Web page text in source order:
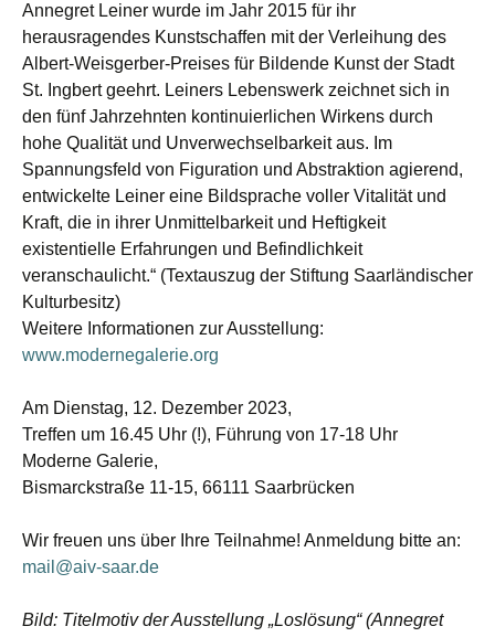
Annegret Leiner wurde im Jahr 2015 für ihr
herausragendes Kunstschaffen mit der Verleihung des
Albert-Weisgerber-Preises für Bildende Kunst der Stadt
St. Ingbert geehrt. Leiners Lebenswerk zeichnet sich in
den fünf Jahrzehnten kontinuierlichen Wirkens durch
hohe Qualität und Unverwechselbarkeit aus. Im
Spannungsfeld von Figuration und Abstraktion agierend,
entwickelte Leiner eine Bildsprache voller Vitalität und
Kraft, die in ihrer Unmittelbarkeit und Heftigkeit
existentielle Erfahrungen und Befindlichkeit
veranschaulicht.“ (Textauszug der Stiftung Saarländischer
Kulturbesitz)
Weitere Informationen zur Ausstellung:
www.modernegalerie.org
Am Dienstag, 12. Dezember 2023,
Treffen um 16.45 Uhr (!), Führung von 17-18 Uhr
Moderne Galerie,
Bismarckstraße 11-15, 66111 Saarbrücken
Wir freuen uns über Ihre Teilnahme! Anmeldung bitte an:
mail@aiv-saar.de
Bild: Titelmotiv der Ausstellung „Loslösung“ (Annegret